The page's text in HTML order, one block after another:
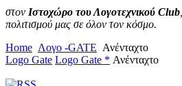
στον Ιστοχώρο του Λογοτεχνικού Club
πολιτισμού μας σε όλον τον κόσμο.
Home Λογο -GATE Ανένταχτο
Logo Gate Logo Gate * Ανένταχτο